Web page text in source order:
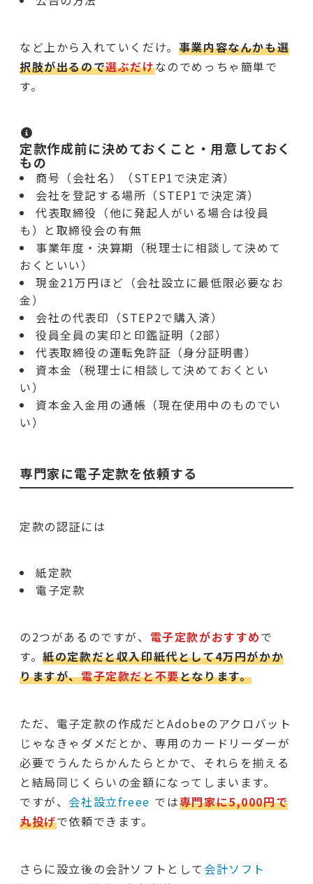
など上から入れていくだけ。 事業内容なんかも選
択肢が出るので選ぶだけなのでめっちゃ簡単で
す。
定款作成前に決めておくこと・用意しておく
もの
商号（会社名）（STEP1で決定済）
会社を登記する場所（STEP1で決定済）
代表取締役（他に発起人がいる場合は役員
も）と取締役会の有無
事業年度・決算期（税理士に相談して決めて
おくといい）
現金21万円ほど（会社設立に最低限必要なお
金）
会社の代表印（STEP2で購入済）
役員全員の実印と印鑑証明（2部）
代表取締役の運転免許証（身分証明書）
資本金（税理士に相談して決めておくとい
い）
資本金入金用の通帳（現在使用中のものでい
い）
専門家に電子定款を依頼する
定款の認証には
紙定款
電子定款
の2つがあるのですが、 電子定款がおすすめで
す。紙の定款だと収入印紙代として4万円がかか
りますが、電子定款だと不要となります。
ただ、電子定款の作成だとAdobeのアクロバット
じゃなきゃダメだとか、専用のカードリーダーが
必要でうんたらかんたらとかで、それらを揃える
と結局同じくらいの金額になってしまいます。
ですが、 会社設立freee では専門家に5,000円で
丸投げで依頼できます。
さらに設立後の会計ソフトとして 会計ソフト